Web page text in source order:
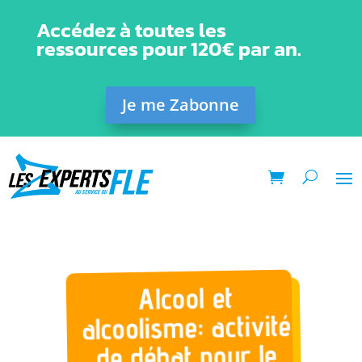
Accédez à toutes les
ressources pour 120€ par an.
Je me Zabonne
Alcool et
alcoolisme: activité